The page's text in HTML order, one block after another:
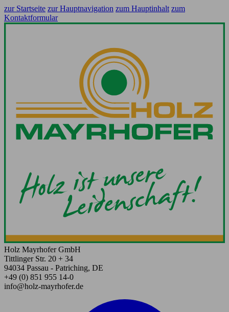
zur Startseite zur Hauptnavigation zum Hauptinhalt zum
Kontaktformular
Holz Mayrhofer GmbH
Tittlinger Str. 20 + 34
94034 Passau - Patriching, DE
+49 (0) 851 955 14-0
info@holz-mayrhofer.de